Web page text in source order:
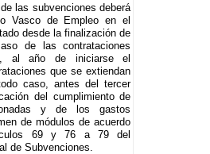
las subvenciones deberá
Vasco de Empleo en el
desde la finalización de
de las contrataciones
al año de iniciarse el
que se extiendan
caso, antes del tercer
del cumplimiento de
y de los gastos
de módulos de acuerdo
69 y 76 a 79 del
de Subvenciones.